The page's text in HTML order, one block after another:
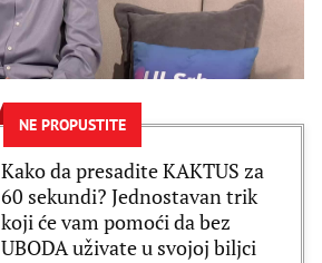
NE PROPUSTITE
Kako da presadite KAKTUS za
60 sekundi? Jednostavan trik
koji će vam pomoći da bez
UBODA uživate u svojoj biljci